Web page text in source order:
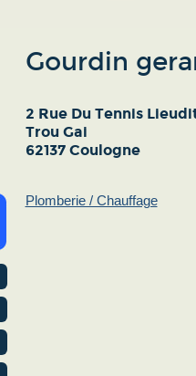
Gourdin
2 Rue Du Tennis
Trou Gai
62137 Coulogne
Plomberie / Chauffage